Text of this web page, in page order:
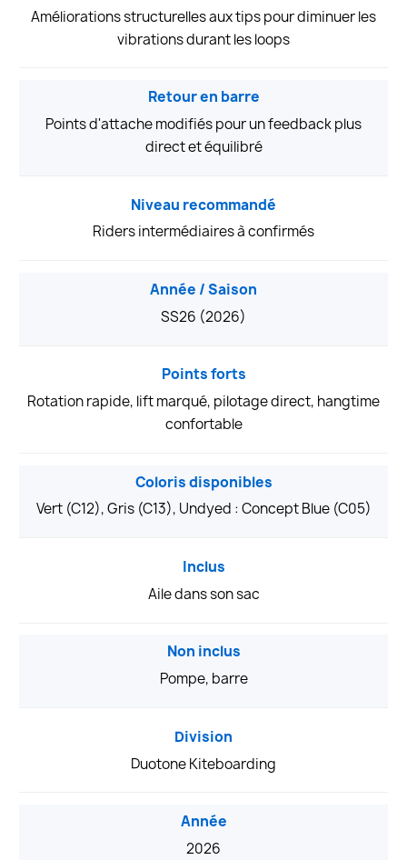
Améliorations structurelles aux tips pour diminuer les
vibrations durant les loops
Retour en barre
Points d'attache modifiés pour un feedback plus
direct et équilibré
Niveau recommandé
Riders intermédiaires à confirmés
Année / Saison
SS26 (2026)
Points forts
Rotation rapide, lift marqué, pilotage direct, hangtime
confortable
Coloris disponibles
Vert (C12), Gris (C13), Undyed : Concept Blue (C05)
Inclus
Aile dans son sac
Non inclus
Pompe, barre
Division
Duotone Kiteboarding
Année
2026